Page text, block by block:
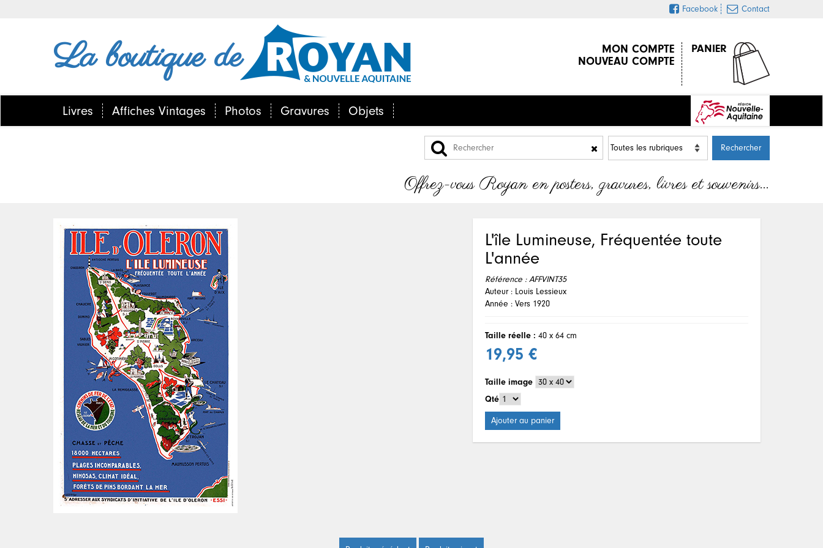
Facebook Contact
La boutique de PANIER
MON COMPTE
NOUVEAU COMPTE
Livres Affiches Vintages Photos Gravures Objets
Offrez-vous Royan en posters, gravures, livres et souvenirs…
L'île Lumineuse, Fréquentée toute
L'année
Référence :AFFVINT35
Auteur : Louis Lessieux
Année : Vers 1920
Taille réelle : 40 x 64 cm
19,95 €
Taille image
Qté
Ajouter au panier